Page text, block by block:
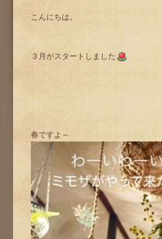
こんにちは。
３月がスタートしました
春ですよ～